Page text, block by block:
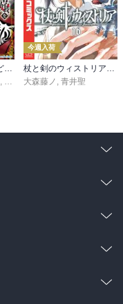
Parum
今週入荷
大森藤ノ 青井聖